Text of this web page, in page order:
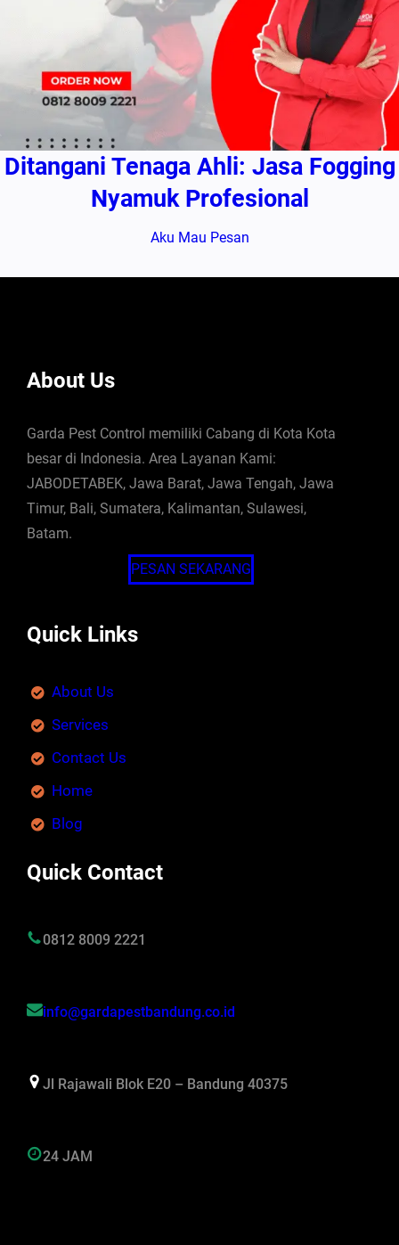
Ditangani Tenaga Ahli: Jasa Fogging
Nyamuk Profesional
Aku Mau Pesan
About Us
Garda Pest Control memiliki Cabang di Kota Kota
besar di Indonesia. Area Layanan Kami:
JABODETABEK, Jawa Barat, Jawa Tengah, Jawa
Timur, Bali, Sumatera, Kalimantan, Sulawesi,
Batam.
PESAN SEKARANG
Quick Links
About Us
Services
Contact Us
Home
Blog
Quick Contact
0812 8009 2221
info@gardapestbandung.co.id
Jl Rajawali Blok E20 – Bandung 40375
24 JAM